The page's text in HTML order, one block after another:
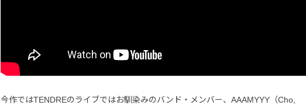
今作ではTENDREのライブではお馴染みのバンド・メンバー、AAAMYYY（Cho,